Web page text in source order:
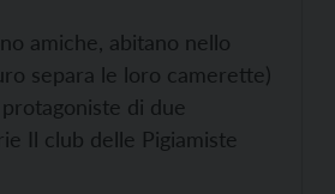
amiche, abitano nello
separa le loro camerette)
di due
Il club delle Pigiamiste